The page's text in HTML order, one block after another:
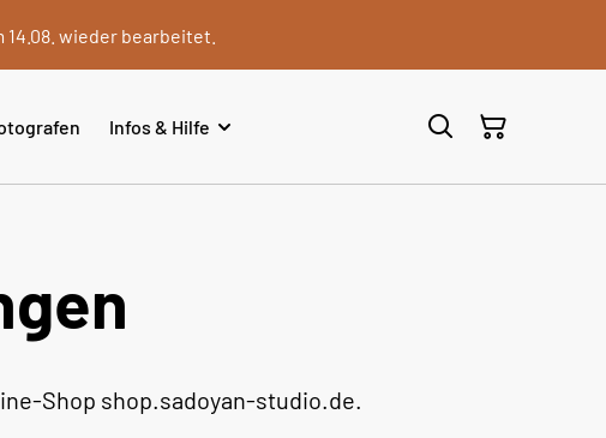
wieder bearbeitet.
Infos & Hilfe
Shop shop.sadoyan-studio.de.